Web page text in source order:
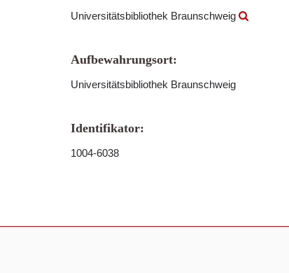
Universitätsbibliothek Braunschweig
Aufbewahrungsort:
Universitätsbibliothek Braunschweig
Identifikator:
1004-6038